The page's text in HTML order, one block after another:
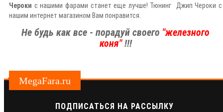
Чероки с нашими фарами станет еще лучше! Тюнинг Джип Чероки с
нашим интернет магазином Вам понравится.
Не будь как все - порадуй своего "железного
коня" !!!
MegaFara.ru
ПОДПИСАТЬСЯ НА РАССЫЛКУ